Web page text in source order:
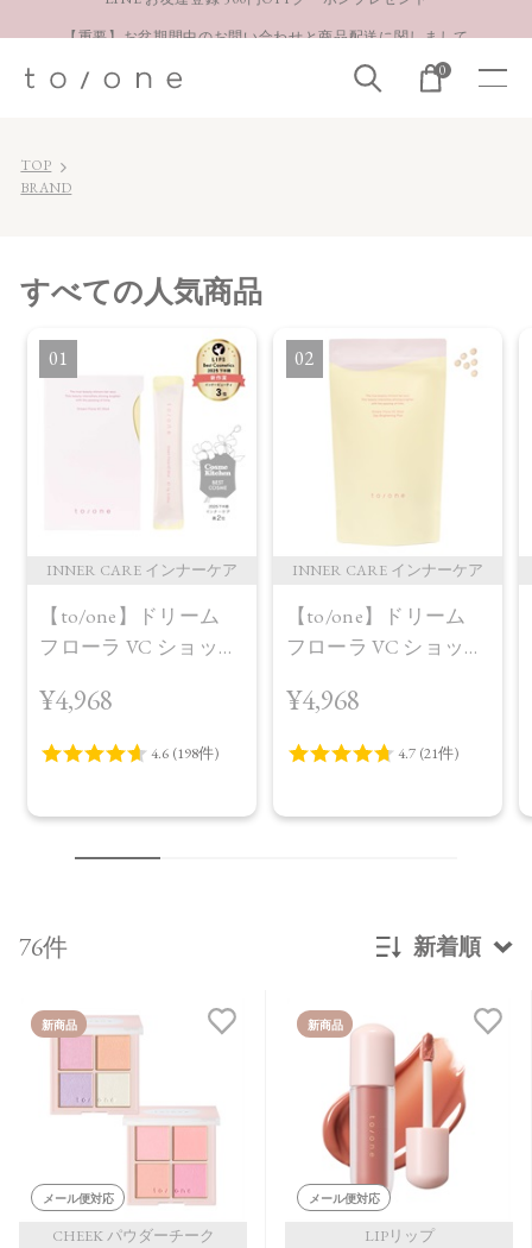
LINE お友達登録 500円OFFクーポンプレゼント
0
TOP
BRAND
すべての人気商品
1
INNER CARE インナーケア
【to/one】ドリーム
フローラ VC ショット
¥4,968
2
INNER CARE インナーケア
【to/one】ドリーム
フローラ VC ショット
プラス＜限定品＞
¥4,968
76件 新着順
価格が安い
価格が高い
レビューが多い順
レビュー評価が高い順
新商品
メール便対応
CHEEK パウダーチーク
新商品
メール便対応
LIPリップ